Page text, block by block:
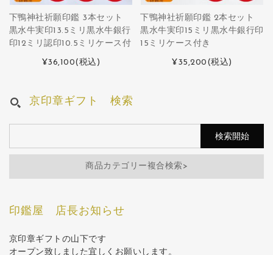
下鴨神社祈願印鑑 3本セット
黒水牛実印13.5ミリ黒水牛銀行
印12ミリ認印10.5ミリケース付
¥36,100(税込)
下鴨神社祈願印鑑 2本セット
黒水牛実印15ミリ黒水牛銀行印
15ミリケース付き
¥35,200 (税込)
京印章ギフト 検索
商品カテゴリー複合検索>
印鑑屋 店長お知らせ
京印章ギフトの山下です
オープン致しました宜しくお願いします。